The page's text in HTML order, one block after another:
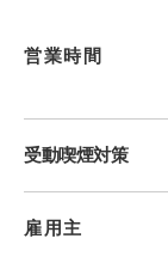
営業時間
受動喫煙対策
雇用主